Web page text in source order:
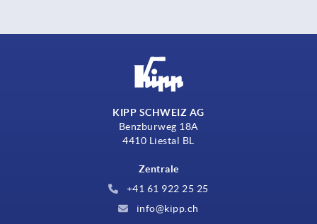
KIPP SCHWEIZ AG
Benzburweg 18A
4410 Liestal BL
Zentrale
+41 61 922 25 25
info@kipp.ch